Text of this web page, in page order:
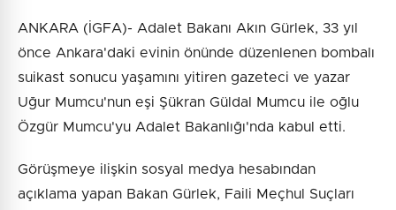
ANKARA (İGFA)- Adalet Bakanı Akın Gürlek, 33 yıl
önce Ankara'daki evinin önünde düzenlenen bombalı
suikast sonucu yaşamını yitiren gazeteci ve yazar
Uğur Mumcu'nun eşi Şükran Güldal Mumcu ile oğlu
Özgür Mumcu'yu Adalet Bakanlığı'nda kabul etti.
Görüşmeye ilişkin sosyal medya hesabından
açıklama yapan Bakan Gürlek, Faili Meçhul Suçları